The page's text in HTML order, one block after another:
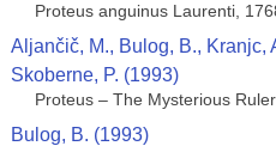
Proteus anguinus Laurenti,
Aljančič, M., Bulog, B., Kranjc,
Skoberne, P. (1993)
Proteus – The Mysterious
Bulog, B. (1993)